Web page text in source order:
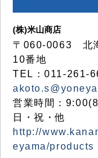
(株)米山商店
〒060-0063 北
10番地
TEL：011-261-
営業時間：
日・祝・他
http://
eyama/products